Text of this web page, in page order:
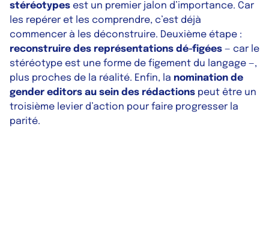
stéréotypes est un premier jalon d’importance. Car
les repérer et les comprendre, c’est déjà
commencer à les déconstruire. Deuxième étape :
reconstruire des représentations dé-figées — car le
stéréotype est une forme de figement du langage —,
plus proches de la réalité. Enfin, la nomination de
gender editors au sein des rédactions peut être un
troisième levier d’action pour faire progresser la
parité.